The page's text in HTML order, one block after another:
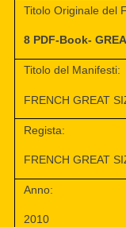
Titolo Originale del
8 PDF-Book-
Titolo del Manifesti:
FRENCH GREAT
Regista:
FRENCH GREAT
Anno:
2010